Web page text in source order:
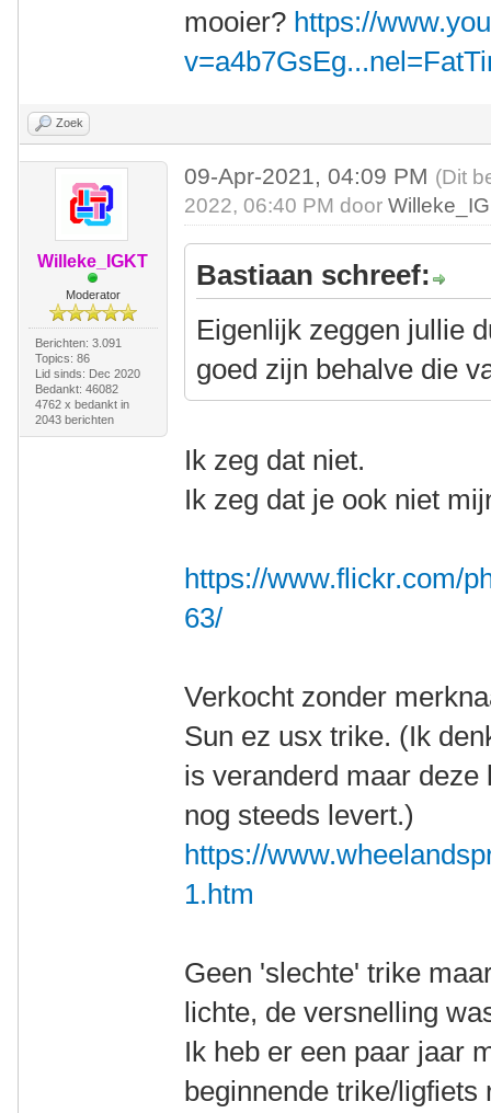
mooier? https://
Zoek
Willeke_IGKT
Moderator
Berichten: 3.091
Topics: 86
Lid sinds: Dec 2020
Bedankt: 46082
4762 x bedankt in
2043 berichten
09-Apr-2021, 04:09 PM (Dit
2022, 06:40 PM door
Bastiaan schreef:
Eigenlijk zeggen jullie
goed zijn behalve die
Ik zeg dat niet.
Ik zeg dat je ook niet
https://www.flickr.com/
63/
Verkocht zonder
Sun ez usx trike. (Ik
is veranderd maar
nog steeds levert.)
https://
1.htm
Geen 'slechte' trike
lichte, de versnelling
Ik heb er een paar jaar
beginnende trike/ligfiets